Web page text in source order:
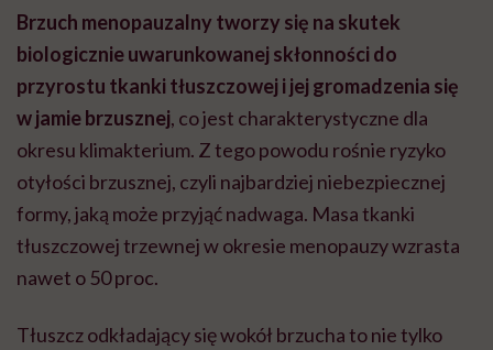
Brzuch menopauzalny tworzy się na skutek
biologicznie uwarunkowanej skłonności do
przyrostu tkanki tłuszczowej i jej gromadzenia się
w jamie brzusznej, co jest charakterystyczne dla
okresu klimakterium. Z tego powodu rośnie ryzyko
otyłości brzusznej, czyli najbardziej niebezpiecznej
formy, jaką może przyjąć nadwaga. Masa tkanki
tłuszczowej trzewnej w okresie menopauzy wzrasta
nawet o 50 proc.
Tłuszcz odkładający się wokół brzucha to nie tylko